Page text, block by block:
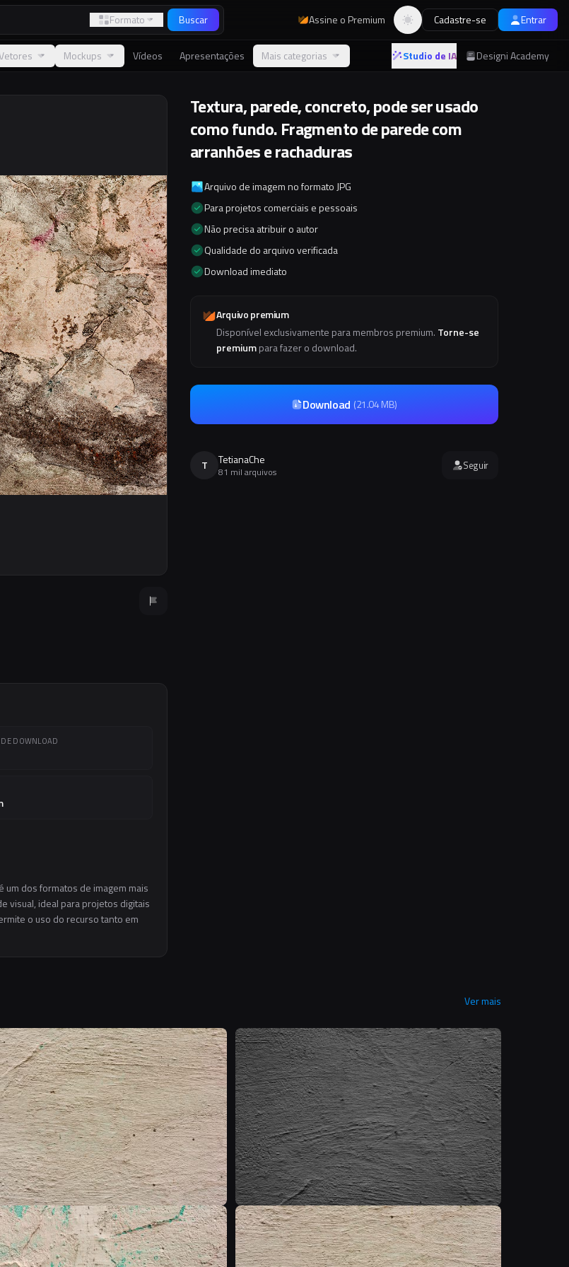
Formato Buscar Assine o Premium Alternar tema
Cadastre-se Entrar
Mockups Vídeos Apresentações Mais categorias Studio de IA Designi Academy
DE DOWNLOAD
um dos formatos de imagem mais
visual, ideal para projetos digitais
o uso do recurso tanto em
Textura, parede, concreto, pode ser usado
como fundo. Fragmento de parede com
arranhões e rachaduras
Arquivo de imagem no formato JPG
Para projetos comerciais e pessoais
Não precisa atribuir o autor
Qualidade do arquivo verificada
Download imediato
Arquivo premium
Disponível exclusivamente para membros premium. Torne-se
premiumpara fazer o download.
Download (21.04 MB)
T TetianaChe
81 mil arquivos Seguir
Ver mais
T T
T T